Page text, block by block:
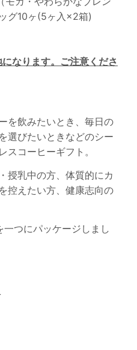
グ10ヶ(5ヶ入×2箱)
なります。ご注意くださ
を飲みたいとき、毎日の
選びたいときなどのシー
スコーヒーギフト。
授乳中の方、体質的にカ
控えたい方、健康志向の
つにパッケージしまし